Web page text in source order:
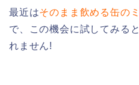
最近はそのまま飲める缶の
で、この機会に試してみる
れません!